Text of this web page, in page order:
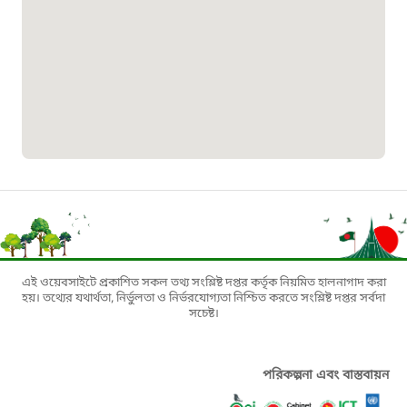
১৬৪৪৫
পাসপোর্ট বাতায়ন হটলাইন
বাংলাদেশ মুক্তিযোদ্ধা কল্যাণ ট্রাস্ট
এই ওয়েবসাইটে প্রকাশিত সকল তথ্য সংশ্লিষ্ট দপ্তর কর্তৃক নিয়মিত হালনাগাদ করা
হয়। তথ্যের যথার্থতা, নির্ভুলতা ও নির্ভরযোগ্যতা নিশ্চিত করতে সংশ্লিষ্ট দপ্তর সর্বদা
সচেষ্ট।
পরিকল্পনা এবং বাস্তবায়ন